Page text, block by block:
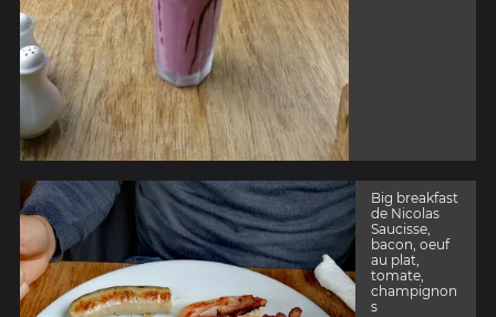
Big breakfast
de Nicolas
Saucisse,
bacon, oeuf
au plat,
tomate,
champignon
s